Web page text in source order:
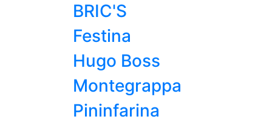
BRIC'S
Festina
Hugo Boss
Montegrappa
Pininfarina